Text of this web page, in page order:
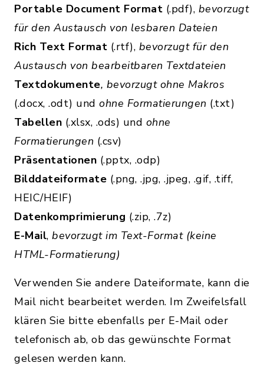
Portable Document Format (.pdf), bevorzugt
für den Austausch von lesbaren Dateien
Rich Text Format (.rtf), bevorzugt für den
Austausch von bearbeitbaren Textdateien
Textdokumente, bevorzugt ohne Makros
(.docx, .odt) und ohne Formatierungen (.txt)
Tabellen (.xlsx, .ods) und ohne
Formatierungen (.csv)
Präsentationen (.pptx, .odp)
Bilddateiformate (.png, .jpg, .jpeg, .gif, .tiff,
HEIC/HEIF)
Datenkomprimierung (.zip, .7z)
E-Mail, bevorzugt im Text-Format (keine
HTML-Formatierung)
Verwenden Sie andere Dateiformate, kann die
Mail nicht bearbeitet werden. Im Zweifelsfall
klären Sie bitte ebenfalls per E-Mail oder
telefonisch ab, ob das gewünschte Format
gelesen werden kann.